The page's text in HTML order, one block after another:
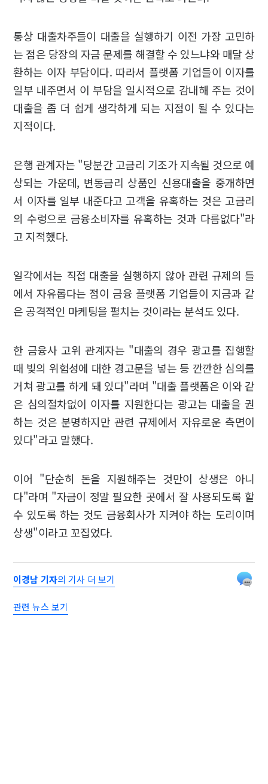
통상 대출차주들이 대출을 실행하기 이전 가장 고민하
는 점은 당장의 자금 문제를 해결할 수 있느냐와 매달 상
환하는 이자 부담이다. 따라서 플랫폼 기업들이 이자를
일부 내주면서 이 부담을 일시적으로 감내해 주는 것이
대출을 좀 더 쉽게 생각하게 되는 지점이 될 수 있다는
지적이다.
은행 관계자는 "당분간 고금리 기조가 지속될 것으로 예
상되는 가운데, 변동금리 상품인 신용대출을 중개하면
서 이자를 일부 내준다고 고객을 유혹하는 것은 고금리
의 수렁으로 금융소비자를 유혹하는 것과 다름없다"라
고 지적했다.
일각에서는 직접 대출을 실행하지 않아 관련 규제의 틀
에서 자유롭다는 점이 금융 플랫폼 기업들이 지금과 같
은 공격적인 마케팅을 펼치는 것이라는 분석도 있다.
한 금융사 고위 관계자는 "대출의 경우 광고를 집행할
때 빚의 위험성에 대한 경고문을 넣는 등 깐깐한 심의를
거쳐 광고를 하게 돼 있다"라며 "대출 플랫폼은 이와 같
은 심의절차없이 이자를 지원한다는 광고는 대출을 권
하는 것은 분명하지만 관련 규제에서 자유로운 측면이
있다"라고 말했다.
이어 "단순히 돈을 지원해주는 것만이 상생은 아니
다"라며 "자금이 정말 필요한 곳에서 잘 사용되도록 할
수 있도록 하는 것도 금융회사가 지켜야 하는 도리이며
상생"이라고 꼬집었다.
이경남 기자의 기사 더 보기
관련 뉴스 보기